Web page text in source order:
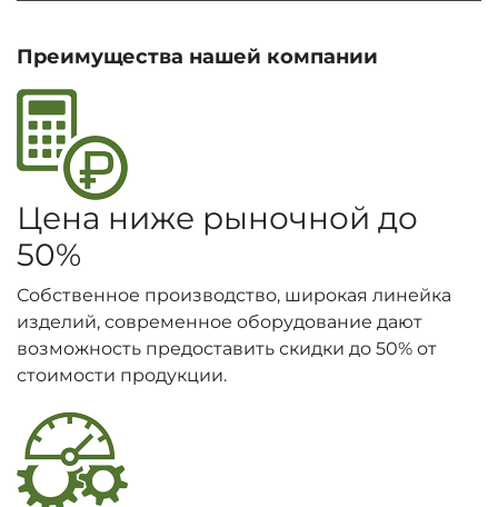
Преимущества нашей компании
Цена ниже рыночной до
50%
Собственное производство, широкая линейка
изделий, современное оборудование дают
возможность предоставить скидки до 50% от
стоимости продукции.